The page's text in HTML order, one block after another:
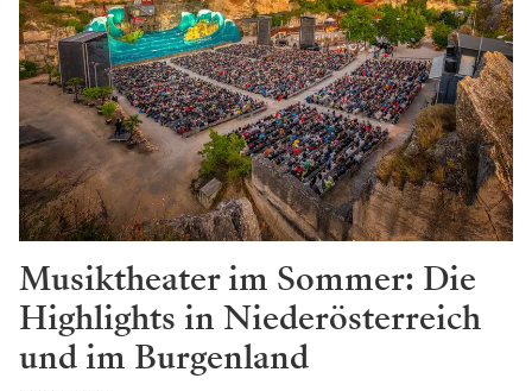
Musiktheater im Sommer: Die
Highlights in Niederösterreich
und im Burgenland